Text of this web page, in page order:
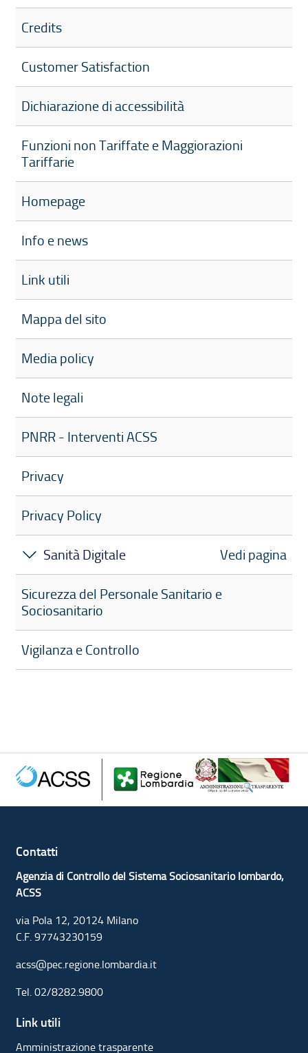
Credits
Customer Satisfaction
Dichiarazione di accessibilità
Funzioni non Tariffate e Maggiorazioni
Tariffarie
Homepage
Info e news
Link utili
Mappa del sito
Media policy
Note legali
PNRR - Interventi ACSS
Privacy
Privacy Policy
Sanità Digitale Vedi pagina
Sicurezza del Personale Sanitario e
Sociosanitario
Vigilanza e Controllo
Contatti
Agenzia di Controllo del Sistema Sociosanitario lombardo,
ACSS
via Pola 12, 20124 Milano
C.F. 97743230159
acss@pec.regione.lombardia.it
Tel.02/8282.9800
Link utili
Amministrazione trasparente